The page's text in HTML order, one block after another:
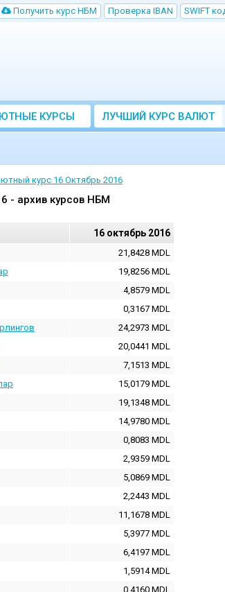
Получить курс НБМ Проверка IBAN SWIFT
КУРСЫ
БАНКОВ
ЛУЧШИЙ КУРС ВАЛЮТ
МОЛДОВЫ
курс 16 Октябрь 2016
- архив курсов НБМ
16 октябрь 2016
21,8428 MDL
19,8256 MDL
4,8579 MDL
0,3167 MDL
24,2973 MDL
20,0441 MDL
7,1513 MDL
15,0179 MDL
19,1348 MDL
14,9780 MDL
0,8083 MDL
2,9359 MDL
5,0869 MDL
2,2443 MDL
11,1678 MDL
5,3977 MDL
6,4197 MDL
1,5914MDL
0,4160 MDL